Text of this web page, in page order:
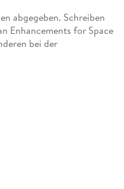
abgegeben. Schreiben
Enhancements for Space
bei der